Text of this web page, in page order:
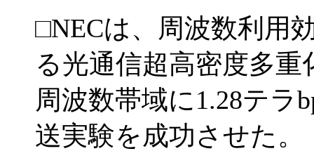
□NECは、周波数利用
る光通信超高密度多重
周波数帯域に1.28テラ
送実験を成功させた。